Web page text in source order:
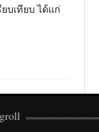
บเทียบ ได้แก่